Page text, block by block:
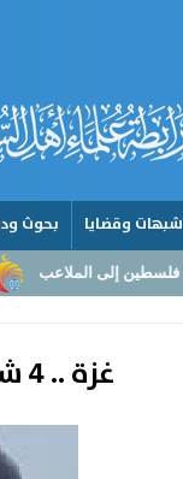
شبهات وقضايا بحوث
صناعة الأمجاد.. من
غزة .. 4 شهداء حصيلة خرق الاحتلال الصهيوني لاتفاق وقف إطلاق النار